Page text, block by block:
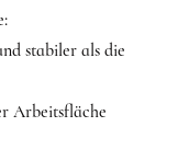
stabiler als die
Arbeitsfläche